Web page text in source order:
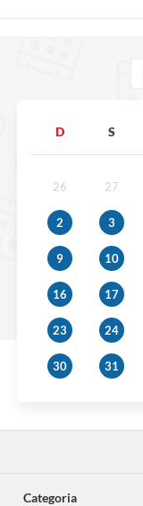
D S
26 27
2 3
9 10
16 17
23 24
30 31
Categoria